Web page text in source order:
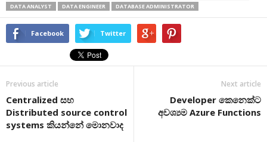
DATA ANALYST
DATA ENGINEER DATABASE ADMINISTRATOR
Facebook Twitter
Previous article
Centralized සහ
Distributed source control
systems කියන්නේ මොනවාද
Next article
Developer කෙනෙක්ට
අවශ්‍යම Azure Functions